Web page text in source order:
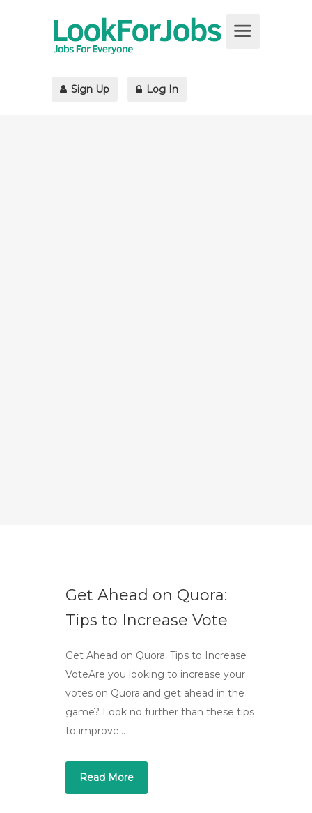
Sign Up Log In
Get Ahead on Quora:
Tips to Increase Vote
Get Ahead on Quora: Tips to Increase
VoteAre you looking to increase your
votes on Quora and get ahead in the
game? Look no further than these tips
to improve…
Read More